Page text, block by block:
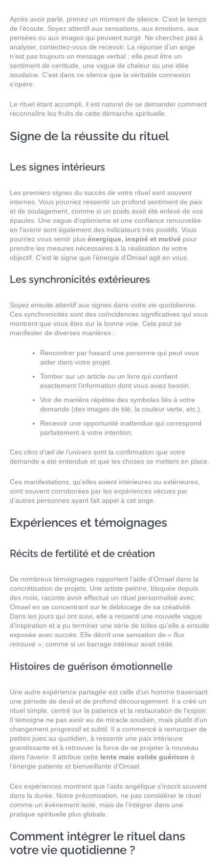
Après avoir parlé, prenez un moment de silence. C’est le temps
de l’écoute. Soyez attentif aux sensations, aux émotions, aux
pensées ou aux images qui peuvent surgir. Ne cherchez pas à
analyser, contentez-vous de recevoir. La réponse d’un ange
n’est pas toujours un message verbal ; elle peut être un
sentiment de certitude, une vague de chaleur ou une idée
soudaine. C’est dans ce silence que la véritable connexion
s’opère.
Le rituel étant accompli, il est naturel de se demander comment
reconnaître les fruits de cette démarche spirituelle.
Signe de la réussite du rituel
Les signes intérieurs
Les premiers signes du succès de votre rituel sont souvent
internes. Vous pourriez ressentir un profond sentiment de paix
et de soulagement, comme si un poids avait été enlevé de vos
épaules. Une vague d’optimisme et une confiance renouvelée
en l’avenir sont également des indicateurs très positifs. Vous
pourriez vous sentir plus énergique, inspiré et motivé pour
prendre les mesures nécessaires à la réalisation de votre
objectif. C’est le signe que l’énergie d’Omael agit en vous.
Les synchronicités extérieures
Soyez ensuite attentif aux signes dans votre vie quotidienne.
Ces synchronicités sont des coïncidences significatives qui vous
montrent que vous êtes sur la bonne voie. Cela peut se
manifester de diverses manières :
Rencontrer par hasard une personne qui peut vous
aider dans votre projet.
Tomber sur un article ou un livre qui contient
exactement l’information dont vous aviez besoin.
Voir de manière répétée des symboles liés à votre
demande (des images de blé, la couleur verte, etc.).
Recevoir une opportunité inattendue qui correspond
parfaitement à votre intention.
Ces clins d’œil de l’univers sont la confirmation que votre
demande a été entendue et que les choses se mettent en place.
Ces manifestations, qu’elles soient intérieures ou extérieures,
sont souvent corroborées par les expériences vécues par
d’autres personnes ayant fait appel à cet ange.
Expériences et témoignages
Récits de fertilité et de création
De nombreux témoignages rapportent l’aide d’Omael dans la
concrétisation de projets. Une artiste peintre, bloquée depuis
des mois, raconte avoir effectué un rituel personnalisé avec
Omael en se concentrant sur le déblocage de sa créativité.
Dans les jours qui ont suivi, elle a ressenti une nouvelle vague
d’inspiration et a pu terminer une série de toiles qu’elle a ensuite
exposée avec succès. Elle décrit une sensation de « flux
retrouvé », comme si un barrage intérieur avait cédé.
Histoires de guérison émotionnelle
Une autre expérience partagée est celle d’un homme traversant
une période de deuil et de profond découragement. Il a créé un
rituel simple, centré sur la patience et la restauration de l’espoir.
Il témoigne ne pas avoir eu de miracle soudain, mais plutôt d’un
changement progressif et subtil. Il a commencé à remarquer de
petites joies au quotidien, à ressentir une paix intérieure
grandissante et à retrouver la force de se projeter à nouveau
dans l’avenir. Il attribue cette lente mais solide guérison à
l’énergie patiente et bienveillante d’Omael.
Ces expériences montrent que l’aide angélique s’inscrit souvent
dans la durée. Notre préconisation, ne pas considérer le rituel
comme un événement isolé, mais de l’intégrer dans une
pratique spirituelle plus globale.
Comment intégrer le rituel dans
votre vie quotidienne ?